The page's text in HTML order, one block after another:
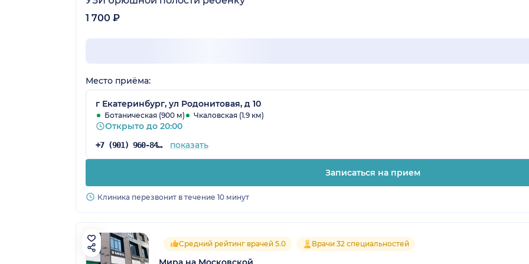
1 700 ₽
Место приёма:
г Екатеринбург, ул Родонитовая, д 10
Ботаническая (900 м) Чкаловская (1.9 км)
Открыто до 20:00
+7 (901) 960-84-27 показать
Записаться на прием
Клиника перезвонит в течение 10 минут
Средний рейтинг врачей 5.0 Врачи 32 специальностей